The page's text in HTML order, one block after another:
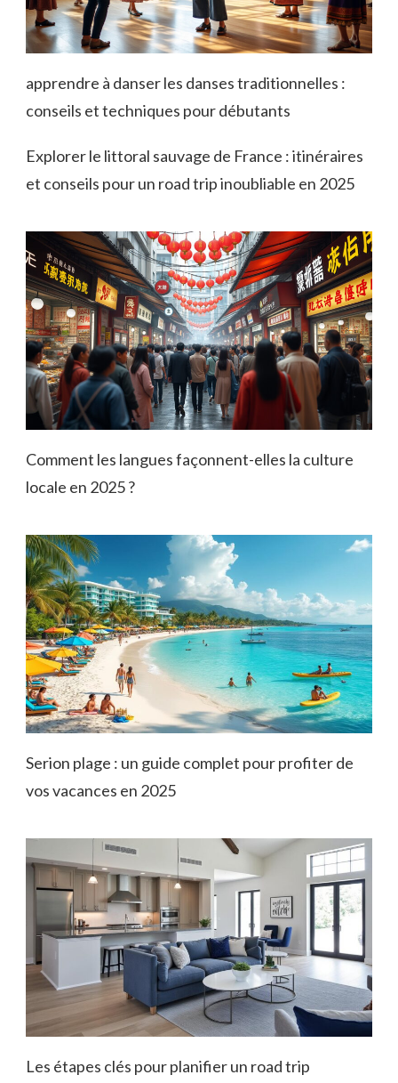
apprendre à danser les danses traditionnelles :
conseils et techniques pour débutants
Explorer le littoral sauvage de France : itinéraires
et conseils pour un road trip inoubliable en 2025
Comment les langues façonnent-elles la culture
locale en 2025 ?
Serion plage : un guide complet pour profiter de
vos vacances en 2025
Les étapes clés pour planifier un road trip